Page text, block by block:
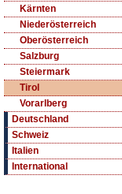
Kärnten
Niederösterreich
Oberösterreich
Salzburg
Steiermark
Tirol
Vorarlberg
Deutschland
Schweiz
Italien
International